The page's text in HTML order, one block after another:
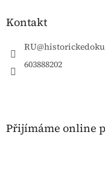
Kontakt
RU@
603888202
Přijímáme online